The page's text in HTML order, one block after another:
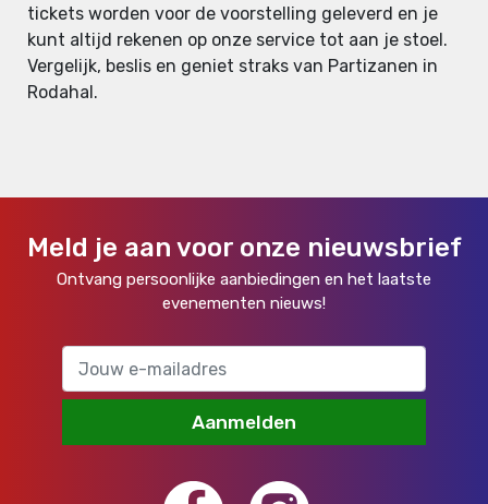
tickets worden voor de voorstelling geleverd en je
kunt altijd rekenen op onze service tot aan je stoel.
Vergelijk, beslis en geniet straks van Partizanen in
Rodahal.
Meld je aan voor onze nieuwsbrief
Ontvang persoonlijke aanbiedingen en het laatste
evenementen nieuws!
Aanmelden